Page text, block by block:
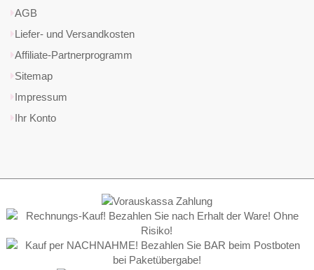
AGB
Liefer- und Versandkosten
Affiliate-Partnerprogramm
Sitemap
Impressum
Ihr Konto